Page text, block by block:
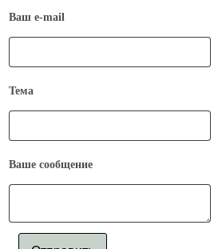
Ваш e-mail
Тема
Ваше сообщение